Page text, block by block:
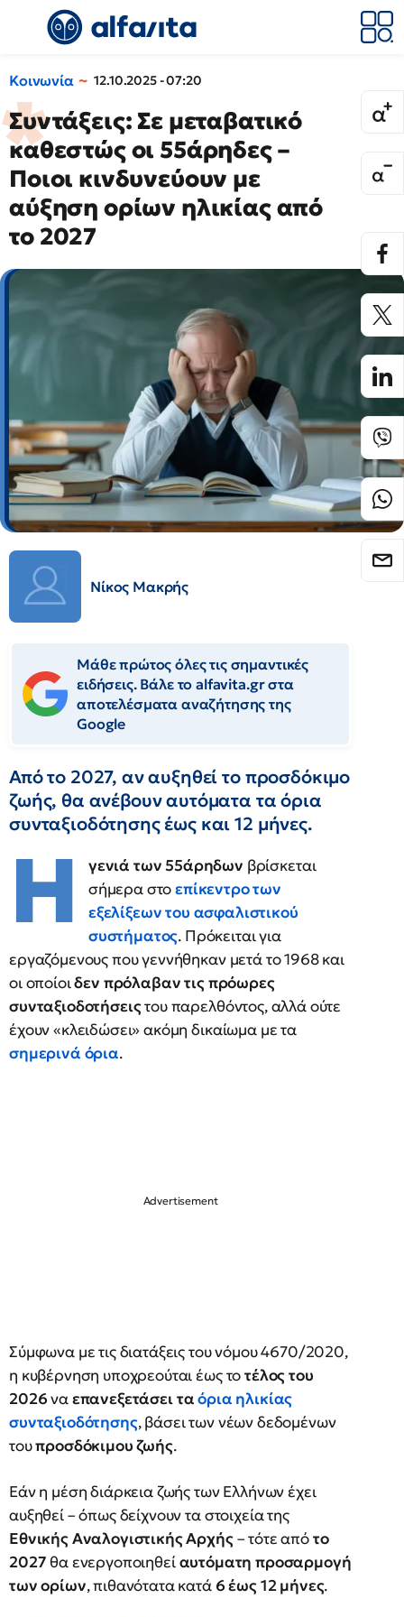
Κοινωνία 12.10.2025 - 07:20
Συντάξεις: Σε μεταβατικό
καθεστώς οι 55άρηδες –
Ποιοι κινδυνεύουν με
αύξηση ορίων ηλικίας από
το 2027
Νίκος Μακρής
Μάθε πρώτος όλες τις σημαντικές
ειδήσεις. Βάλε το alfavita.gr στα
αποτελέσματα αναζήτησης της
Google
Από το 2027, αν αυξηθεί το προσδόκιμο
ζωής, θα ανέβουν αυτόματα τα όρια
συνταξιοδότησης έως και 12 μήνες.
Η γενιά των 55άρηδων βρίσκεται
σήμερα στοεπίκεντρο των
εξελίξεων του ασφαλιστικού
συστήματος. Πρόκειται για
εργαζόμενους που γεννήθηκαν μετά το 1968 και
οι οποίοιδεν πρόλαβαν τις πρόωρες
συνταξιοδοτήσειςτου παρελθόντος, αλλά ούτε
έχουν «κλειδώσει» ακόμη δικαίωμα με τα
σημερινά όρια.
Σύμφωνα με τις διατάξεις του νόμου 4670/2020,
η κυβέρνηση υποχρεούται έως τοτέλος του
2026ναεπανεξετάσει ταόρια ηλικίας
συνταξιοδότησης, βάσει των νέων δεδομένων
τουπροσδόκιμου ζωής.
Εάν η μέση διάρκεια ζωής των Ελλήνων έχει
αυξηθεί – όπως δείχνουν τα στοιχεία της
Εθνικής Αναλογιστικής Αρχής– τότε απότο
2027θα ενεργοποιηθείαυτόματη προσαρμογή
των ορίων, πιθανότατα κατά 6 έως 12 μήνες.